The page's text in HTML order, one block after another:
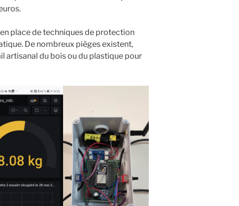
place de techniques de protection
De nombreux pièges existent,
artisanal du bois ou du plastique pour